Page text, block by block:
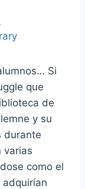
Si
que
de
y su
durante
varias
como el